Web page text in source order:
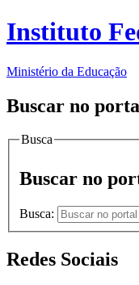
Instituto
Ministério da Educação
Buscar no
Busca
Buscar no
Busca:
Redes Sociais